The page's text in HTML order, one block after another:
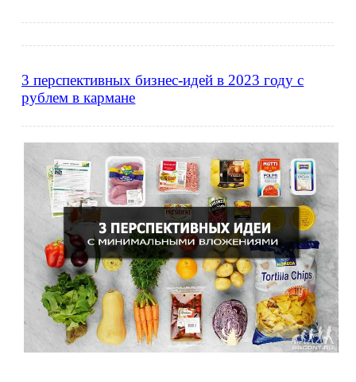
3 перспективных бизнес-идей в 2023 году с
рублем в кармане